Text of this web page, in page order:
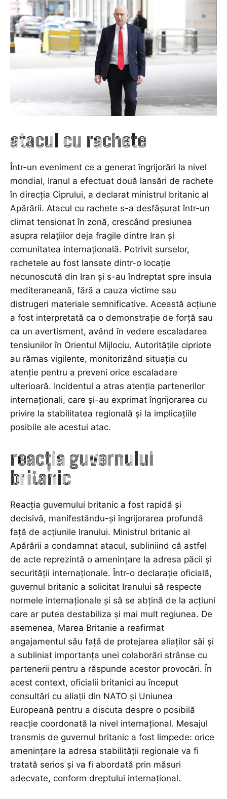
atacul cu rachete
Într-un eveniment ce a generat îngrijorări la nivel
mondial, Iranul a efectuat două lansări de rachete
în direcția Ciprului, a declarat ministrul britanic al
Apărării. Atacul cu rachete s-a desfășurat într-un
climat tensionat în zonă, crescând presiunea
asupra relațiilor deja fragile dintre Iran și
comunitatea internațională. Potrivit surselor,
rachetele au fost lansate dintr-o locație
necunoscută din Iran și s-au îndreptat spre insula
mediteraneană, fără a cauza victime sau
distrugeri materiale semnificative. Această acțiune
a fost interpretată ca o demonstrație de forță sau
ca un avertisment, având în vedere escaladarea
tensiunilor în Orientul Mijlociu. Autoritățile cipriote
au rămas vigilente, monitorizând situația cu
atenție pentru a preveni orice escaladare
ulterioară. Incidentul a atras atenția partenerilor
internaționali, care și-au exprimat îngrijorarea cu
privire la stabilitatea regională și la implicațiile
posibile ale acestui atac.
reacția guvernului
britanic
Reacția guvernului britanic a fost rapidă și
decisivă, manifestându-și îngrijorarea profundă
față de acțiunile Iranului. Ministrul britanic al
Apărării a condamnat atacul, subliniind că astfel
de acte reprezintă o amenințare la adresa păcii și
securității internaționale. Într-o declarație oficială,
guvernul britanic a solicitat Iranului să respecte
normele internaționale și să se abțină de la acțiuni
care ar putea destabiliza și mai mult regiunea. De
asemenea, Marea Britanie a reafirmat
angajamentul său față de protejarea aliaților săi și
a subliniat importanța unei colaborări strânse cu
partenerii pentru a răspunde acestor provocări. În
acest context, oficialii britanici au început
consultări cu aliații din NATO și Uniunea
Europeană pentru a discuta despre o posibilă
reacție coordonată la nivel internațional. Mesajul
transmis de guvernul britanic a fost limpede: orice
amenințare la adresa stabilității regionale va fi
tratată serios și va fi abordată prin măsuri
adecvate, conform dreptului internațional.